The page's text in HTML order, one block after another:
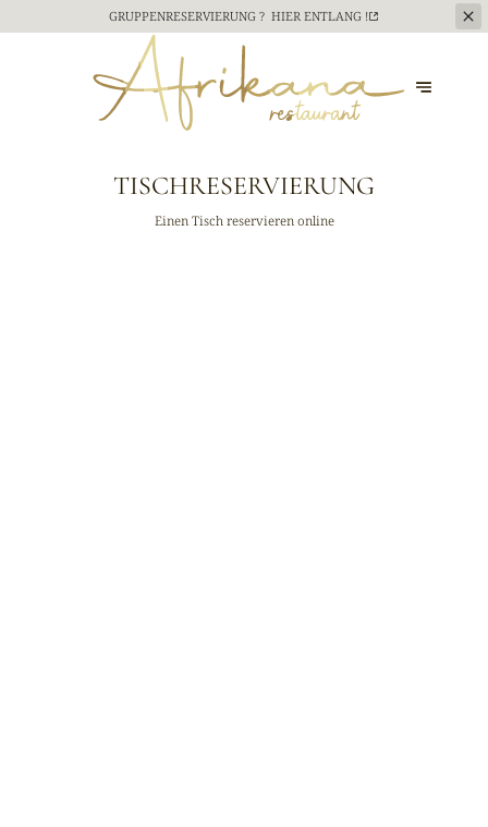
GRUPPENRESERVIERUNG ? HIER ENTLANG !
TISCHRESERVIERUNG
Einen Tisch reservieren online